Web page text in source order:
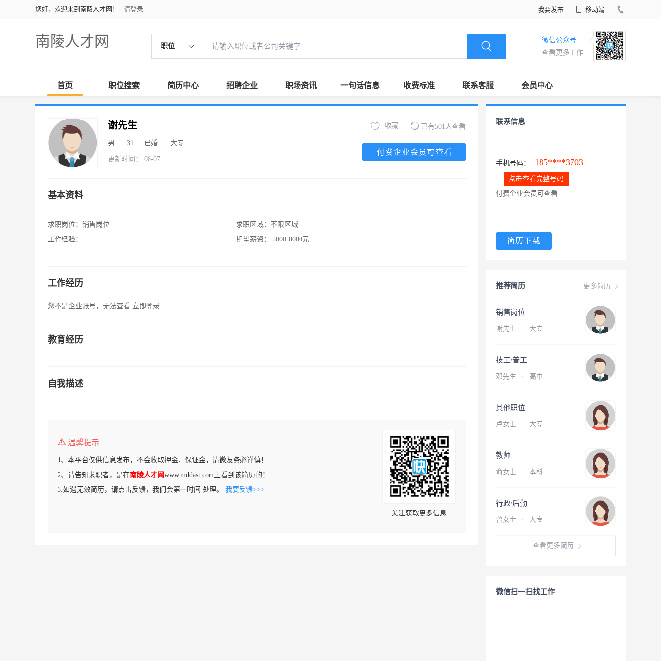
您好，欢迎来到南陵人才网！ 请登录 我要发布 移动端
南陵人才网 职位
微信公众号
查看更多工作
首页 职位搜索 简历中心 招聘企业 职场资讯 一句话信息 收费标准 联系客服 会员中心
谢先生
男 31 已婚 大专
更新时间： 08-07
已有501人查看
收藏
付费企业会员可查看
基本资料
求职岗位： 销售岗位
工作经验：
求职区域： 不限区域
期望薪资：
5000-8000元
工作经历
您不是企业账号，无法查看 立即登录
教育经历
自我描述
温馨提示
1、本平台仅供信息发布，不会收取押金、保证金，请微友务必谨慎！
2、请告知求职者，是在南陵人才网www.mddast.com上看到该简历的！
3.如遇无效简历，请点击反馈，我们会第一时间 处理。 我要反馈>>>
关注获取更多信息
联系信息
手机号码： 185****3703
点击查看完整号码
付费企业会员可查看
简历下载
更多简历
推荐简历
销售岗位
谢先生 · 大专
技工/普工
邓先生 · 高中
其他职位
卢女士 · 大专
教师
俞女士 · 本科
行政/后勤
曾女士 · 大专
查看更多简历
微信扫一扫找工作